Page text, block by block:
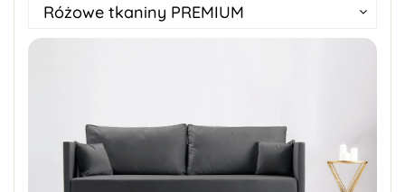
Różowe tkaniny PREMIUM